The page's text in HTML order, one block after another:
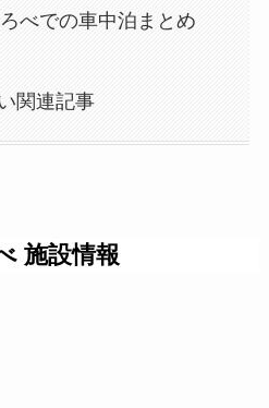
べでの車中泊まとめ
関連記事
施設情報